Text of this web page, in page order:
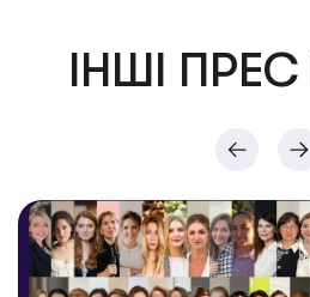
ІНШІ ПРЕС